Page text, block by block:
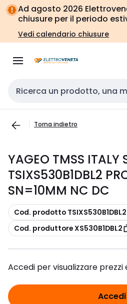
Vai alla
navigazione
Vai
alla
pagina
Ad agosto 2026
chiusure per il periodo
Vedi calendario chiusure
Cerca input
Torna indietro
YAGEO TMSS ITALY
TSIXS530B1DBL2
SN=10MM NC DC
copia
Cod. prodotto TSIXS530B1DBL2
copia
Cod. produttore XS530B1DBL2
Accedi per visualizzare prezzi
Accedi